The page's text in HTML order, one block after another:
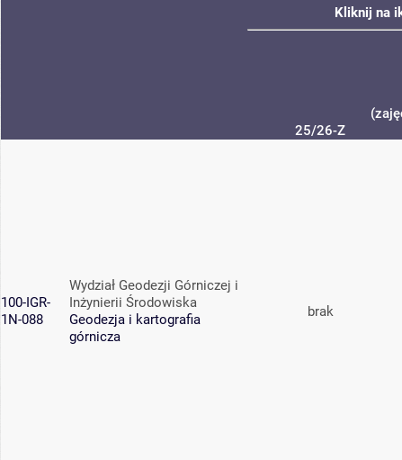
Kliknij na
25/26-Z
100-IGR-
1N-088
Wydział Geodezji Górniczej i
Inżynierii Środowiska
Geodezja i kartografia
górnicza
brak